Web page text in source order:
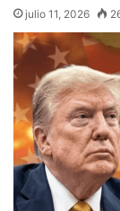
julio 11, 2026